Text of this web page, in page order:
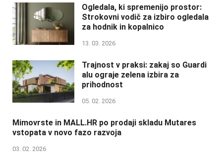
Ogledala, ki spremenijo prostor:
Strokovni vodič za izbiro ogledala
za hodnik in kopalnico
13. 03. 2026
Trajnost v praksi: zakaj so Guardi
alu ograje zelena izbira za
prihodnost
05. 02. 2026
Mimovrste in MALL.HR po prodaji skladu Mutares
vstopata v novo fazo razvoja
03. 02. 2026